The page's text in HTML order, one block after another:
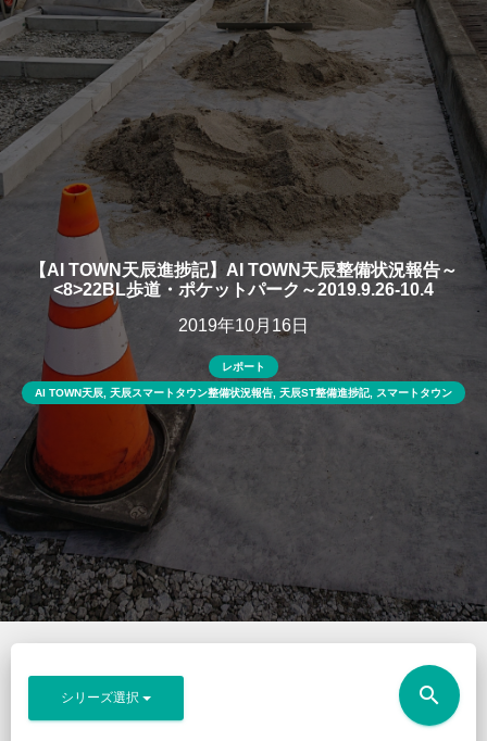
【AI TOWN天辰進捗記】AI TOWN天辰整備状況報告～
<8>22BL歩道・ポケットパーク～2019.9.26-10.4
2019年10月16日
レポート
AI TOWN天辰 天辰スマートタウン整備状況報告 天辰ST整備進捗記, スマートタウン
シリーズ選択 search